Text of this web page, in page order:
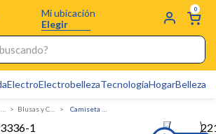
Mi ubicación
Elegir
0
ElectroElectrobellezaTecnologíaHogarBelleza
Blusas y Camisetas